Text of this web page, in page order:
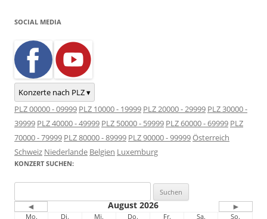
SOCIAL MEDIA
Konzerte nach PLZ ▾
PLZ 00000 - 09999 PLZ 10000 - 19999 PLZ 20000 - 29999 PLZ 30000 -
39999 PLZ 40000 - 49999 PLZ 50000 - 59999 PLZ 60000 - 69999 PLZ
70000 - 79999 PLZ 80000 - 89999 PLZ 90000 - 99999Österreich
Schweiz Niederlande Belgien Luxemburg
KONZERT SUCHEN:
nach:
◄ August 2026 ►
Mo. Di. Mi. Do. Fr. Sa. So.